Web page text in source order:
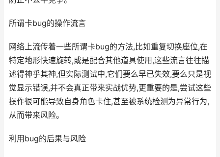
所谓卡bug的操作流言
网络上流传着一些所谓卡bug的方法,比如重复切换座位,在
特定地形快速旋转,或是配合其他道具使用,这些流言往往描
述得神乎其神,但实际测试中,它们要么早已失效,要么只是视
觉显示错误,并不会真正带来实战优势,更重要的是,尝试这些
操作很可能导致自身角色卡住,甚至被系统检测为异常行为,
从而带来风险。
利用bug的后果与风险